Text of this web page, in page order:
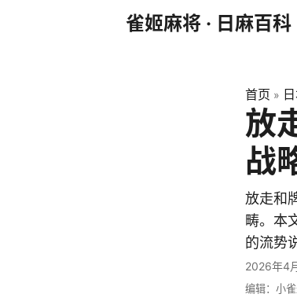
雀姬麻将 · 日麻百科
首页 »
放
战
放走和
畴。本
的流势
2026年4
编辑：小雀